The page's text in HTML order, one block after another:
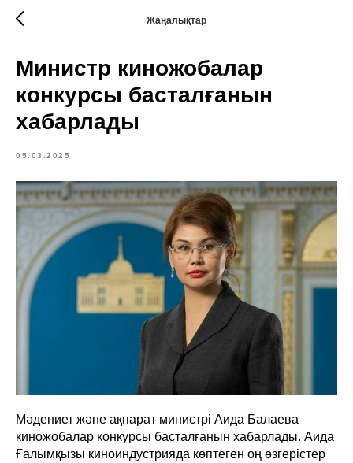
Жаңалықтар
Министр киножобалар
конкурсы басталғанын
хабарлады
05.03.2025
Мәдениет және ақпарат министрі Аида Балаева
киножобалар конкурсы басталғанын хабарлады. Аида
Ғалымқызы киноиндустрияда көптеген оң өзгерістер